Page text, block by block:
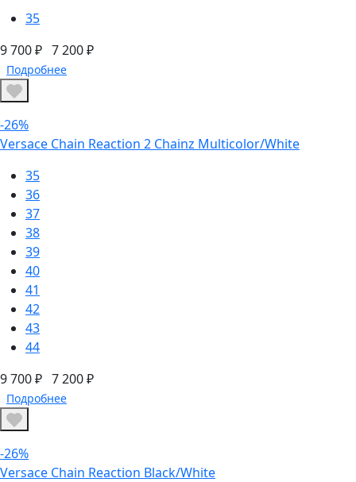
35
9 700 ₽ 7 200 ₽
Подробнее
-26%
Versace Chain Reaction 2 Chainz Multicolor/White
35
36
37
38
39
40
41
42
43
44
9 700 ₽ 7 200 ₽
Подробнее
-26%
Versace Chain Reaction Black/White